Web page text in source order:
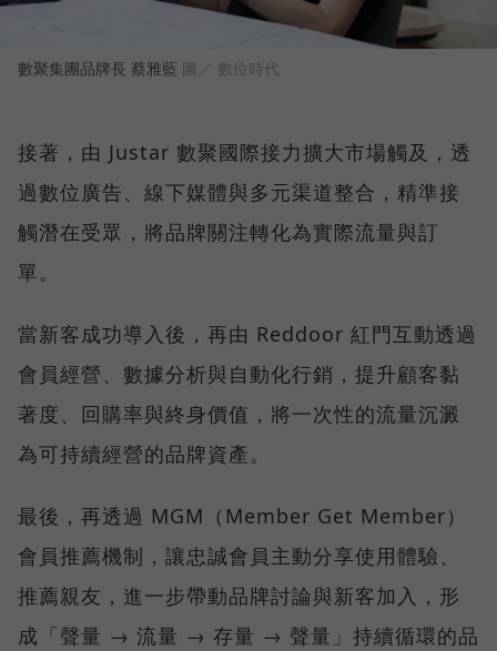
數聚集團品牌長 蔡雅藍 圖／ 數位時代
接著，由 Justar 數聚國際接力擴大市場觸及，透
過數位廣告、線下媒體與多元渠道整合，精準接
觸潛在受眾，將品牌關注轉化為實際流量與訂
單。
當新客成功導入後，再由 Reddoor 紅門互動透過
會員經營、數據分析與自動化行銷，提升顧客黏
著度、回購率與終身價值，將一次性的流量沉澱
為可持續經營的品牌資產。
最後，再透過 MGM（Member Get Member）
會員推薦機制，讓忠誠會員主動分享使用體驗、
推薦親友，進一步帶動品牌討論與新客加入，形
成「聲量 → 流量 → 存量 → 聲量」持續循環的品